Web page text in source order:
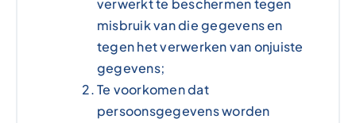
verwerkt te beschermen tegen
misbruik van die gegevens en
tegen het verwerken van onjuiste
gegevens;
Te voorkomen dat
persoonsgegevens worden